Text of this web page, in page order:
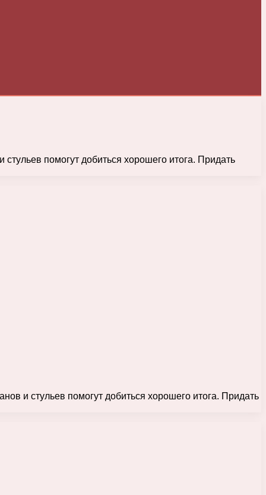
помогут добиться хорошего итога. Придать
и стульев помогут добиться хорошего итога. Придать